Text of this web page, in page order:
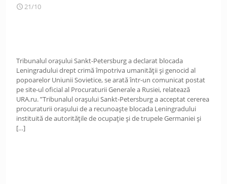
21/10
Tribunalul orașului Sankt-Petersburg a declarat blocada
Leningradului drept crimă împotriva umanității și genocid al
popoarelor Uniunii Sovietice, se arată într-un comunicat postat
pe site-ul oficial al Procuraturii Generale a Rusiei, relatează
URA.ru. ”Tribunalul orașului Sankt-Petersburg a acceptat cererea
procuraturii orașului de a recunoaște blocada Leningradului
instituită de autoritățile de ocupație și de trupele Germaniei și
[…]